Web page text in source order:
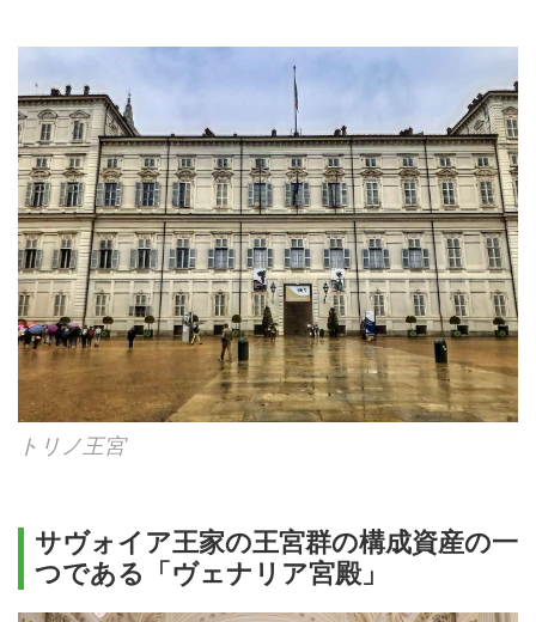
トリノ王宮
サヴォイア王家の王宮群の構成資産の一
つである「ヴェナリア宮殿」